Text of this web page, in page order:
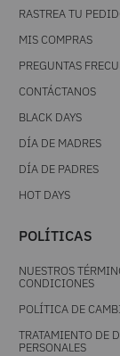
RASTREA TU
MIS COMPRAS
PREGUNTAS
CONTÁCTANOS
BLACK DAYS
DÍA DE MADRES
DÍA DE PADRES
HOT DAYS
POLÍTICAS
NUESTROS
CONDICIONES
POLÍTICA DE
TRATAMIENTO DE
PERSONALES